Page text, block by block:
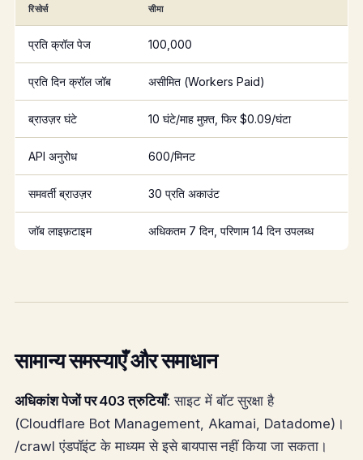
रिसोर्स सीमा
प्रति क्रॉल पेज 100,000
प्रति दिन क्रॉल जॉब असीमित (Workers Paid)
ब्राउज़र घंटे 10 घंटे/माह मुफ़्त, फिर $0.09/घंटा
API अनुरोध 600/मिनट
समवर्ती ब्राउज़र 30 प्रति अकाउंट
जॉब लाइफ़टाइम अधिकतम 7 दिन, परिणाम 14 दिन उपलब्ध
सामान्य समस्याएँ और समाधान
अधिकांश पेजों पर 403 त्रुटियाँ: साइट में बॉट सुरक्षा है
(Cloudflare Bot Management, Akamai, Datadome)।
/crawl एंडपॉइंट के माध्यम से इसे बायपास नहीं किया जा सकता।